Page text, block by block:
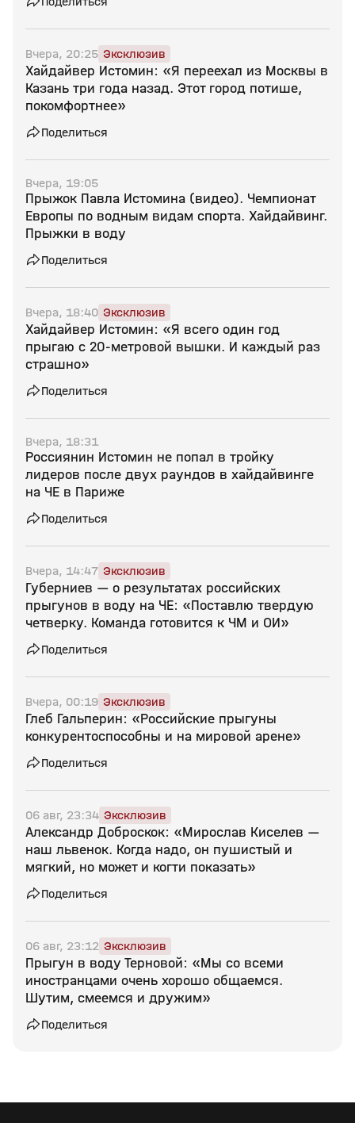
Вчера, 20:25 Эксклюзив
Хайдайвер Истомин: «Я переехал из Москвы в
Казань три года назад. Этот город потише,
покомфортнее»
Поделиться
Вчера, 19:05
Прыжок Павла Истомина (видео). Чемпионат
Европы по водным видам спорта. Хайдайвинг.
Прыжки в воду
Поделиться
Вчера, 18:40 Эксклюзив
Хайдайвер Истомин: «Я всего один год
прыгаю с 20‑метровой вышки. И каждый раз
страшно»
Поделиться
Вчера, 18:31
Россиянин Истомин не попал в тройку
лидеров после двух раундов в хайдайвинге
на ЧЕ в Париже
Поделиться
Вчера, 14:47 Эксклюзив
Губерниев — о результатах российских
прыгунов в воду на ЧЕ: «Поставлю твердую
четверку. Команда готовится к ЧМ и ОИ»
Поделиться
Вчера, 00:19 Эксклюзив
Глеб Гальперин: «Российские прыгуны
конкурентоспособны и на мировой арене»
Поделиться
06 авг, 23:34 Эксклюзив
Александр Доброскок: «Мирослав Киселев —
наш львенок. Когда надо, он пушистый и
мягкий, но может и когти показать»
Поделиться
06 авг, 23:12 Эксклюзив
Прыгун в воду Терновой: «Мы со всеми
иностранцами очень хорошо общаемся.
Шутим, смеемся и дружим»
Поделиться